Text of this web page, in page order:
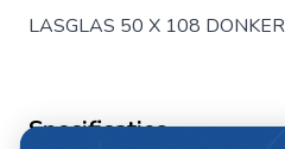
LASGLAS 50 X 108
Specificaties